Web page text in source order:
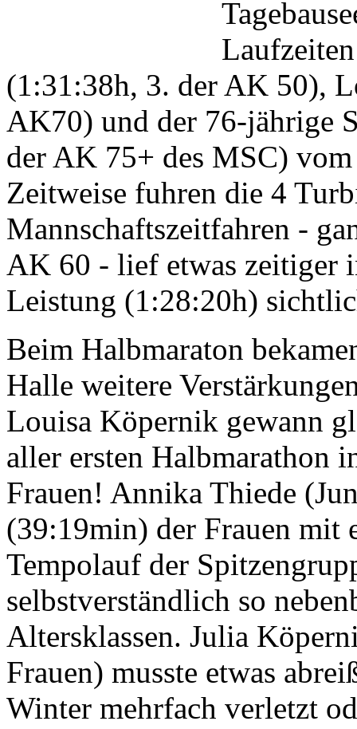
(1:31:38h, 3. der AK 50),
AK70) und der 76-jährige
der AK 75+ des MSC)
Zeitweise fuhren die 4
Mannschaftszeitfahren -
AK 60 - lief etwas zeitiger
Leistung (1:28:20h)
Beim Halbmaraton
Halle weitere
Louisa Köpernik gewann
aller ersten Halbmarathon
Frauen! Annika Thiede
(39:19min) der Frauen mit
Tempolauf der
selbstverständlich so
Altersklassen. Julia
Frauen) musste etwas
Winter mehrfach verletzt